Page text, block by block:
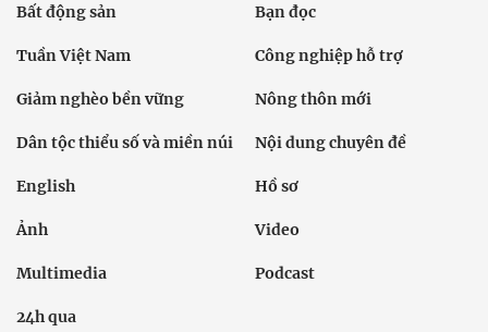
Bất động sản Bạn đọc
Tuần Việt Nam Công nghiệp hỗ trợ
Giảm nghèo bền vững Nông thôn mới
Dân tộc thiểu số và miền núi Nội dung chuyên đề
English Hồ sơ
Ảnh Video
Multimedia Podcast
24h qua